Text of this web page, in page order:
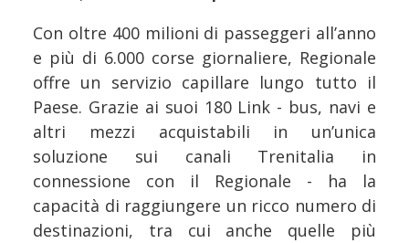
Con oltre 400 milioni di passeggeri all’anno
e più di 6.000 corse giornaliere, Regionale
offre un servizio capillare lungo tutto il
Paese. Grazie ai suoi 180 Link - bus, navi e
altri mezzi acquistabili in un’unica
soluzione sui canali Trenitalia in
connessione con il Regionale - ha la
capacità di raggiungere un ricco numero di
destinazioni, tra cui anche quelle più